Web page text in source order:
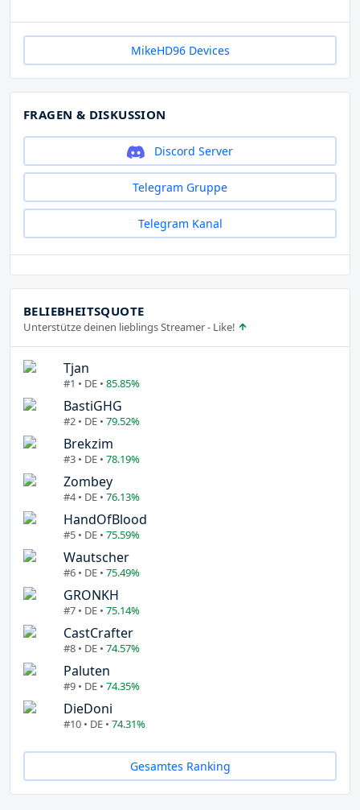
MikeHD96 Devices
FRAGEN & DISKUSSION
Discord Server
Telegram Gruppe
Telegram Kanal
BELIEBHEITSQUOTE
Unterstütze deinen lieblings Streamer - Like!
Tjan
#1 • DE • 85.85%
BastiGHG
#2 • DE • 79.52%
Brekzim
#3 • DE • 78.19%
Zombey
#4 • DE • 76.13%
HandOfBlood
#5 • DE • 75.59%
Wautscher
#6 • DE • 75.49%
GRONKH
#7 • DE • 75.14%
CastCrafter
#8 • DE • 74.57%
Paluten
#9 • DE • 74.35%
DieDoni
#10 • DE • 74.31%
Gesamtes Ranking